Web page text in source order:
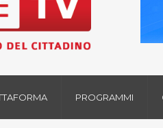
PROGRAMMI